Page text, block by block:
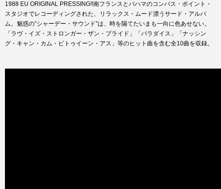
1988 EU ORIGINAL PRESSING!!南フランスとバハマのコンパス・ポイント・
スタジオでレコーディングされた、リラックス・ムード漂うサード・アルバ
ム。魅惑の”シャーデー・サウンド”は、時を隔てたいまも一向に色あせない。
「ラヴ・イズ・ストロンガー・ザン・プライド」「パラダイス」「ナッシン
グ・キャン・カム・ビトゥイーン・アス」等のヒット曲を含む全10曲を収録。